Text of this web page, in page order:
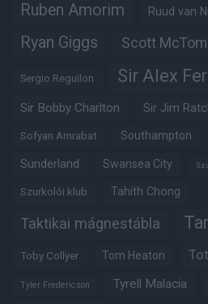
Ruben Amorim Ruud van
Ryan Giggs Scott
Sergio Reguilon Sir Alex
Sir Bobby Charlton Sir Jim
Sofyan Amrabat Southampton
Sunderland Swansea City
Szurkolói klub Tahith Chong
Taktikai mágnestábla
Toby Collyer Tom Heaton
Tyler Fredericson Tyrell Malacia